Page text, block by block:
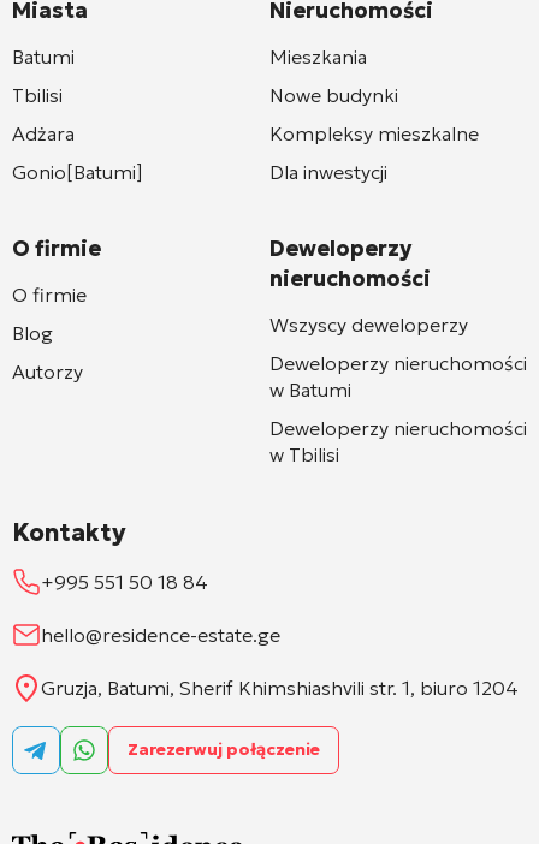
Miasta
Batumi
Tbilisi
Adżara
Gonio[Batumi]
O firmie
O firmie
Blog
Autorzy
Nieruchomości
Mieszkania
Nowe budynki
Kompleksy mieszkalne
Dla inwestycji
Deweloperzy
nieruchomości
Wszyscy deweloperzy
Deweloperzy nieruchomości
w Batumi
Deweloperzy nieruchomości
w Tbilisi
Kontakty
+995 551 50 18 84
hello@residence-estate.ge
Gruzja, Batumi, Sherif Khimshiashvili str. 1, biuro 1204
Zarezerwuj połączenie